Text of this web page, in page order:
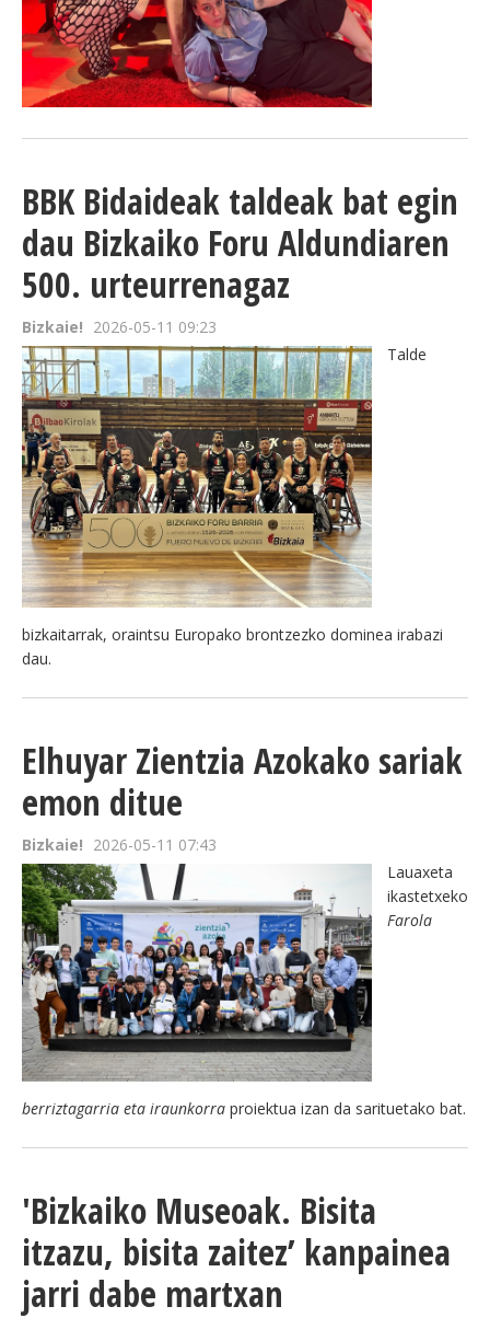
BBK Bidaideak taldeak bat egin
dau Bizkaiko Foru Aldundiaren
500. urteurrenagaz
Bizkaie! 2026-05-11 09:23
Talde
bizkaitarrak, oraintsu Europako brontzezko dominea irabazi
dau.
Elhuyar Zientzia Azokako sariak
emon ditue
Bizkaie! 2026-05-11 07:43
Lauaxeta
ikastetxeko
Farola
berriztagarria eta iraunkorra proiektua izan da sarituetako bat.
'Bizkaiko Museoak. Bisita
itzazu, bisita zaitez’ kanpainea
jarri dabe martxan